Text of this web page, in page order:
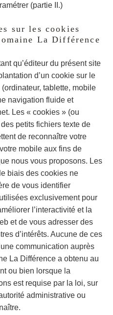
(partie II.)
sur les cookies
La Différence
qu’éditeur du présent site
d’un cookie sur le
tablette, mobile
navigation fluide et
Les « cookies » (ou
petits fichiers texte de
de reconnaître votre
mobile aux fins de
nous vous proposons. Les
biais des cookies ne
de vous identifier
exclusivement pour
l’interactivité et la
et de vous adresser des
d’intérêts. Aucune de ces
communication auprès
La Différence a obtenu au
ou bien lorsque la
est requise par la loi, sur
administrative ou